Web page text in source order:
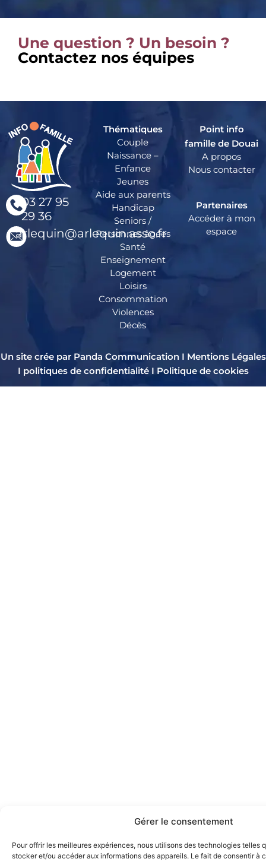
Gérer le consentement
Pour offrir les meilleures expériences, nous utilisons des technologies telles
stocker et/ou accéder aux informations des appareils. Le fait de consentir à
Une question ? Un besoin ?
Contactez nos équipes
03 27 95
29 36
arlequin@arlequin.asso.fr
Thématiques
Couple
Naissance –
Enfance
Jeunes
Aide aux parents
Handicap
Seniors /
Personnes âgées
Santé
Enseignement
Logement
Loisirs
Consommation
Violences
Décès
Point info
famille de Douai
A propos
Nous contacter
Partenaires
Accéder à mon
espace
Un site crée par Panda Communication I Mentions Légales
I politiques de confidentialitéI Politique de cookies